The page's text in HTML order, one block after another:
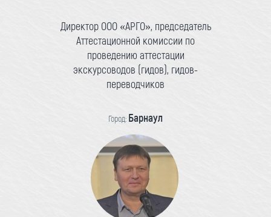
Директор ООО «АРГО», председатель
Аттестационной комиссии по
проведению аттестации
экскурсоводов (гидов), гидов-
переводчиков
Город: Барнаул